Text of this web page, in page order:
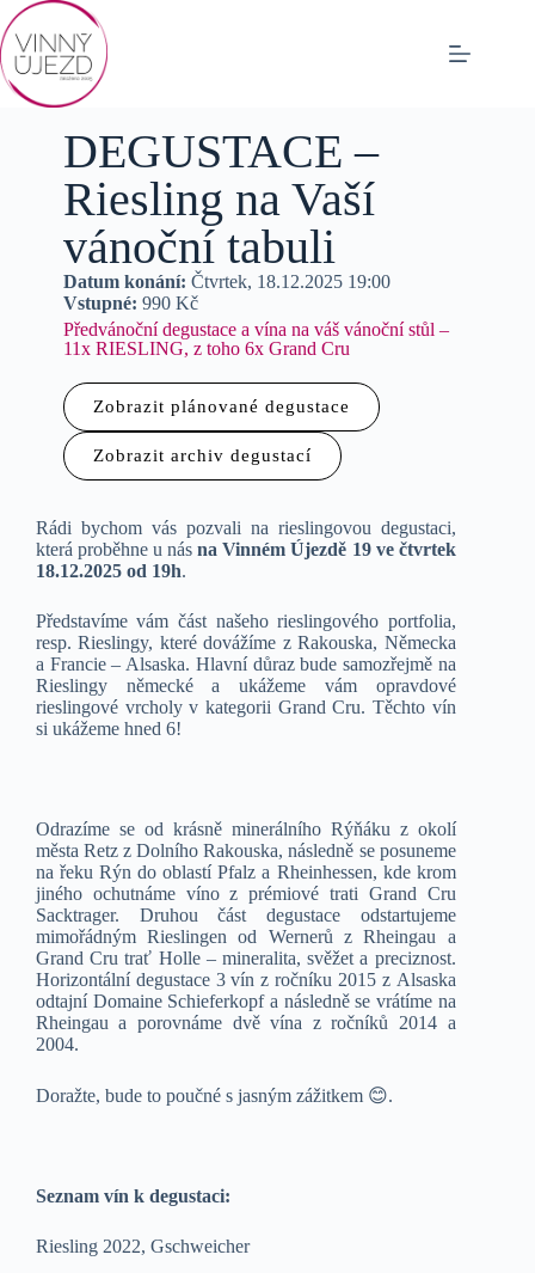
DEGUSTACE –
Riesling na Vaší
vánoční tabuli
Datum konání:Čtvrtek, 18.12.2025 19:00
Vstupné:990 Kč
Předvánoční degustace a vína na váš vánoční stůl –
11x RIESLING, z toho 6x Grand Cru
Zobrazit plánované degustace
Zobrazit archiv degustací
Rádi bychom vás pozvali na rieslingovou degustaci,
která proběhne u násna Vinném Újezdě 19 ve čtvrtek
18.12.2025 od 19h.
Představíme vám část našeho rieslingového portfolia,
resp. Rieslingy, které dovážíme z Rakouska, Německa
a Francie – Alsaska. Hlavní důraz bude samozřejmě na
Rieslingy německé a ukážeme vám opravdové
rieslingové vrcholy v kategorii Grand Cru. Těchto vín
si ukážeme hned 6!
Odrazíme se od krásně minerálního Rýňáku z okolí
města Retz z Dolního Rakouska, následně se posuneme
na řeku Rýn do oblastí Pfalz a Rheinhessen, kde krom
jiného ochutnáme víno z prémiové trati Grand Cru
Sacktrager. Druhou část degustace odstartujeme
mimořádným Rieslingen od Wernerů z Rheingau a
Grand Cru trať Holle – mineralita, svěžet a preciznost.
Horizontální degustace 3 vín z ročníku 2015 z Alsaska
odtajní Domaine Schieferkopf a následně se vrátíme na
Rheingau a porovnáme dvě vína z ročníků 2014 a
2004.
Doražte, bude to poučné s jasným zážitkem 😊.
Seznam vín k degustaci:
Riesling 2022, Gschweicher